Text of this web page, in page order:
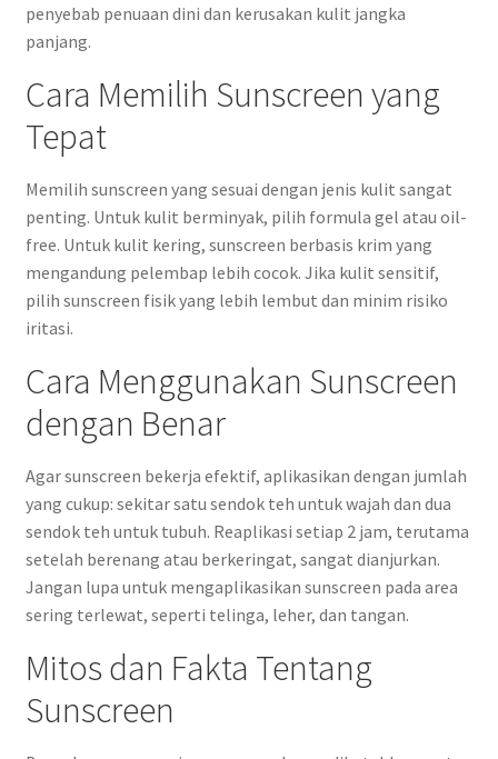
penyebab penuaan dini dan kerusakan kulit jangka
panjang.
Cara Memilih Sunscreen yang
Tepat
Memilih sunscreen yang sesuai dengan jenis kulit sangat
penting. Untuk kulit berminyak, pilih formula gel atau oil-
free. Untuk kulit kering, sunscreen berbasis krim yang
mengandung pelembap lebih cocok. Jika kulit sensitif,
pilih sunscreen fisik yang lebih lembut dan minim risiko
iritasi.
Cara Menggunakan Sunscreen
dengan Benar
Agar sunscreen bekerja efektif, aplikasikan dengan jumlah
yang cukup: sekitar satu sendok teh untuk wajah dan dua
sendok teh untuk tubuh. Reaplikasi setiap 2 jam, terutama
setelah berenang atau berkeringat, sangat dianjurkan.
Jangan lupa untuk mengaplikasikan sunscreen pada area
sering terlewat, seperti telinga, leher, dan tangan.
Mitos dan Fakta Tentang
Sunscreen